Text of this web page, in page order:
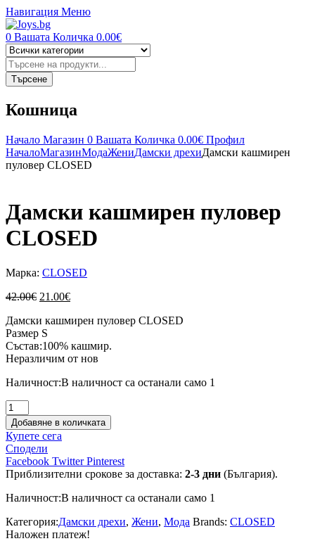
Навигация Меню
0 Вашата Количка 0.00€
Търсене
на
продукти
Търсене
Кошница
Начало Магазин 0 Вашата Количка 0.00€ Профил
НачалоМагазинМодаЖениДамски дрехиДамски кашмирен
пуловер CLOSED
Дамски кашмирен пуловер
CLOSED
Марка: CLOSED
42.00€ Original
was:
42.00€.
21.00€Текущата
е:
Дамски кашмирен пуловер CLOSED
Размер S
Състав:100% кашмир.
Неразличим от нов
Наличност:В наличност са останали само 1
количество
за
Дамски
кашмирен
пуловер
CLOSED
Добавяне в количката
Купете сега
Сподели
Facebook Twitter Pinterest
Приблизителни срокове за доставка: 2-3 дни (България).
Наличност:В наличност са останали само 1
Категория:Дамски дрехи, Жени, Мода Brands: CLOSED
Наложен платеж!